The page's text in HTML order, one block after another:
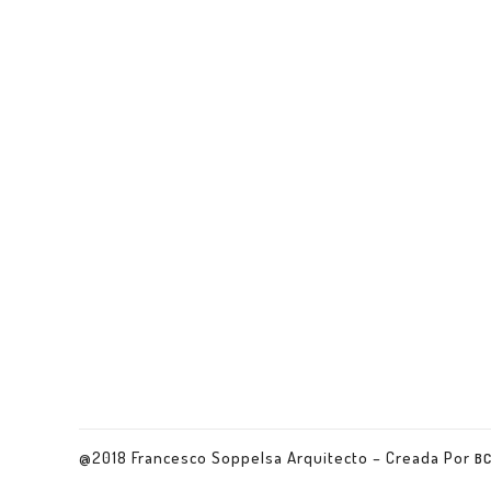
@2018 Francesco Soppelsa Arquitecto – Creada Por